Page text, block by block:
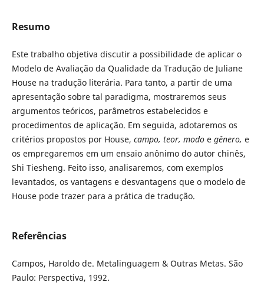
Resumo
Este trabalho objetiva discutir a possibilidade de aplicar o
Modelo de Avaliação da Qualidade da Tradução de Juliane
House na tradução literária. Para tanto, a partir de uma
apresentação sobre tal paradigma, mostraremos seus
argumentos teóricos, parâmetros estabelecidos e
procedimentos de aplicação. Em seguida, adotaremos os
critérios propostos por House, campo, teor, modoe gênero, e
os empregaremos em um ensaio anônimo do autor chinês,
Shi Tiesheng. Feito isso, analisaremos, com exemplos
levantados, os vantagens e desvantagens que o modelo de
House pode trazer para a prática de tradução.
Referências
Campos, Haroldo de. Metalinguagem & Outras Metas. São
Paulo: Perspectiva, 1992.